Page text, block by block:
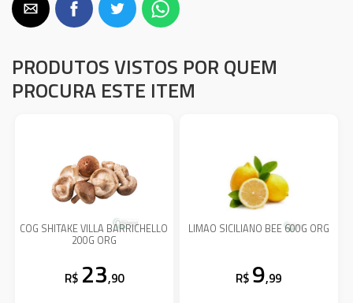
PRODUTOS VISTOS POR QUEM
PROCURA ESTE ITEM
COG SHITAKE VILLA BARRICHELLO
200G ORG
R$ 23,90
LIMAO SICILIANO BEE 600G ORG
R$ 9,99